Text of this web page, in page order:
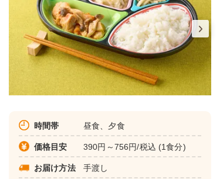
時間帯 昼食、夕食
価格目安 390円～756円/税込 (1食分)
お届け方法 手渡し